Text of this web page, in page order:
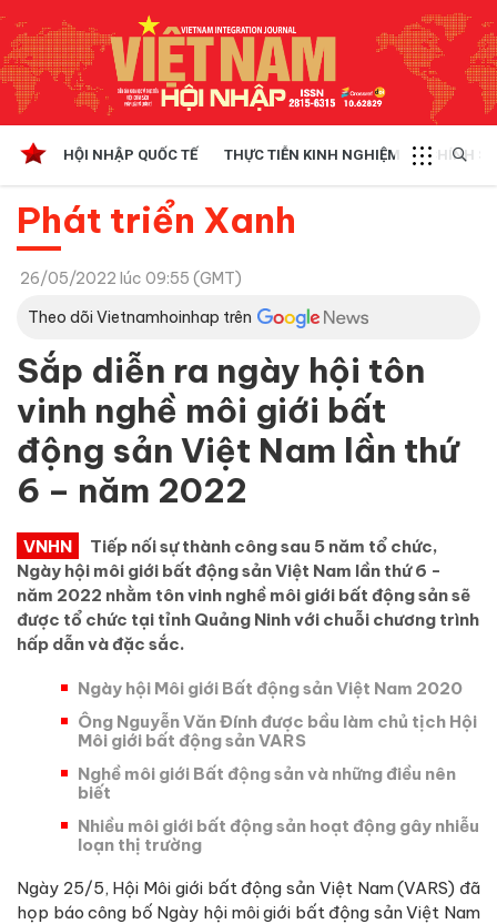
HỘI NHẬP QUỐC TẾ THỰC TIỄN KINH NGHIỆM CHÍNH
Phát triển Xanh
26/05/2022 lúc 09:55 (GMT)
Theo dõi Vietnamhoinhap trên
Sắp diễn ra ngày hội tôn
vinh nghề môi giới bất
động sản Việt Nam lần thứ
6 – năm 2022
VNHN
Tiếp nối sự thành công sau 5 năm tổ chức,
Ngày hội môi giới bất động sản Việt Nam lần thứ 6 -
năm 2022 nhằm tôn vinh nghề môi giới bất động sản sẽ
được tổ chức tại tỉnh Quảng Ninh với chuỗi chương trình
hấp dẫn và đặc sắc.
Ngày hội Môi giới Bất động sản Việt Nam 2020
Ông Nguyễn Văn Đính được bầu làm chủ tịch Hội
Môi giới bất động sản VARS
Nghề môi giới Bất động sản và những điều nên
biết
Nhiều môi giới bất động sản hoạt động gây nhiễu
loạn thị trường
Ngày 25/5, Hội Môi giới bất động sản Việt Nam (VARS) đã
họp báo công bố Ngày hội môi giới bất động sản Việt Nam